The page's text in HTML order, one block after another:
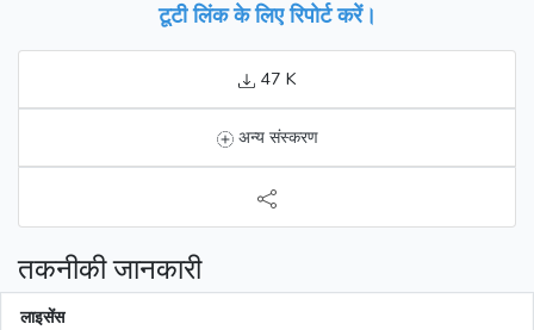
टूटी लिंक के लिए रिपोर्ट करें।
47 K
अन्य संस्करण
तकनीकी जानकारी
लाइसेंस